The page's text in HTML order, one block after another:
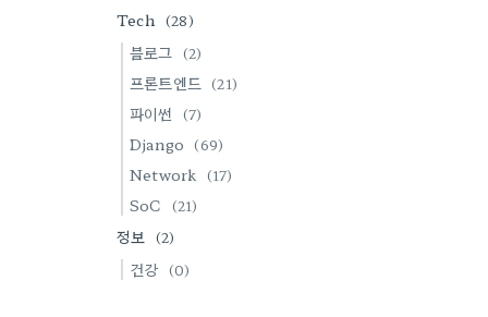
Tech (28)
블로그 (2)
프론트엔드 (21)
파이썬 (7)
Django (69)
Network (17)
SoC (21)
정보 (2)
건강 (0)